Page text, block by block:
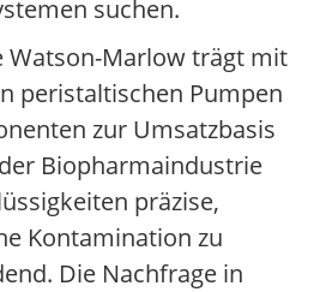
suchen.
Watson-Marlow trägt mit
peristaltischen Pumpen
zur Umsatzbasis
Biopharmaindustrie
präzise,
Kontamination zu
Die Nachfrage in